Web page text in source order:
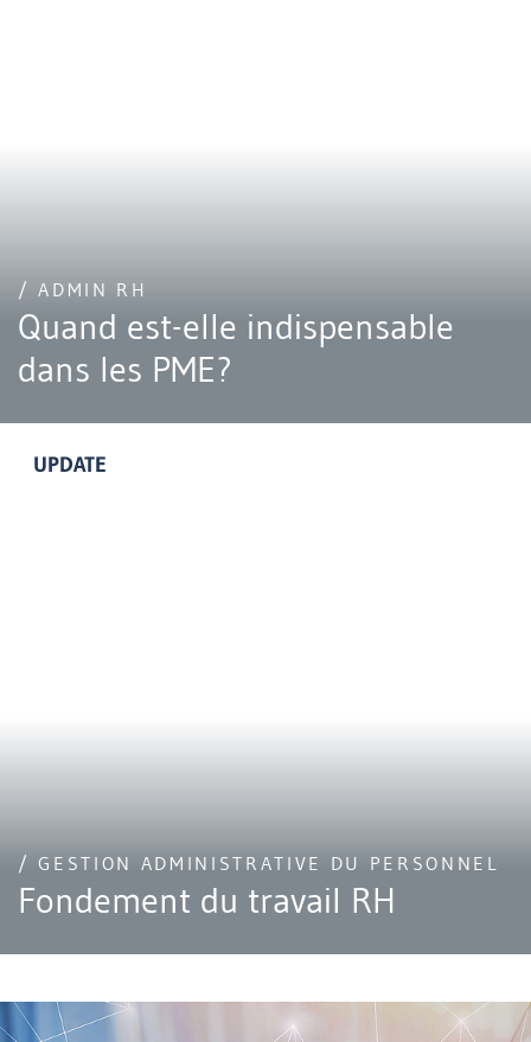
/ ADMIN RH
Quand est-elle indispensable
dans les PME?
UPDATE
/ GESTION ADMINISTRATIVE DU PERSONNEL
Fondement du travail RH